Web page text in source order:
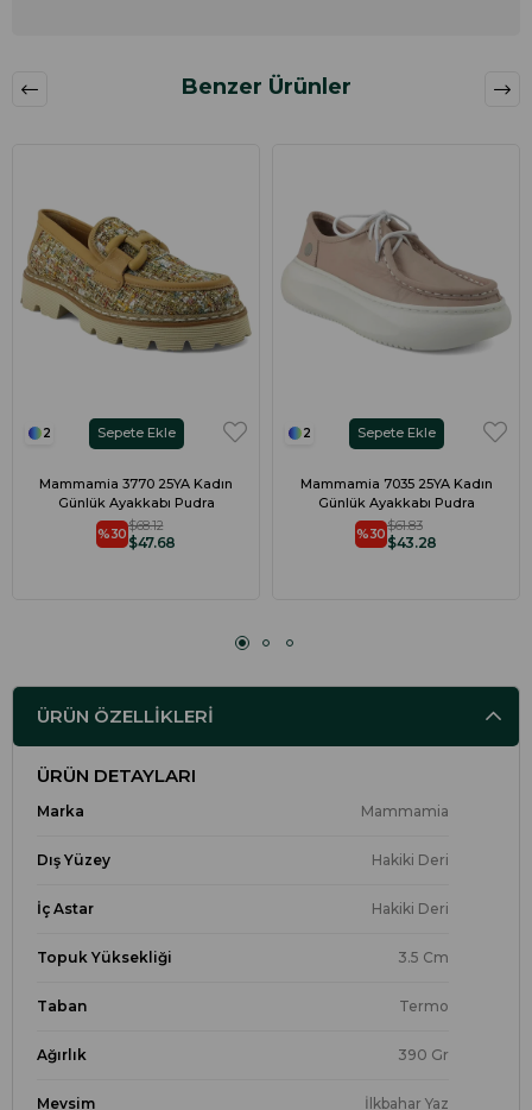
Benzer Ürünler
2
Mammamia 3770 25YA Kadın
Günlük Ayakkabı Pudra
%30$47.68
$68.12
Sepete Ekle 2
Mammamia 7035 25YA Kadın
Günlük Ayakkabı Pudra
%30$43.28
$61.83
Sepete Ekle
ÜRÜN ÖZELLIKLERI
ÜRÜN DETAYLARI
Marka Mammamia
Dış Yüzey Hakiki Deri
İç Astar Hakiki Deri
Topuk Yüksekliği 3.5 Cm
Taban Termo
Ağırlık 390 Gr
Mevsim İlkbahar Yaz